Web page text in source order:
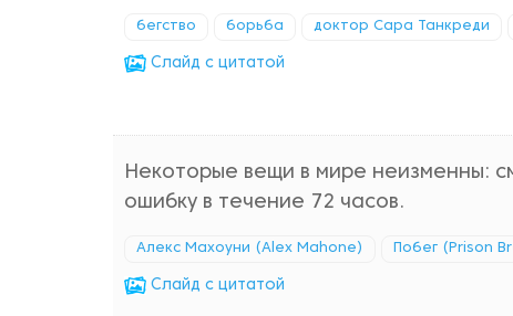
бегство борьба доктор Сара Танкреди
Cлайд с цитатой
Некоторые вещи в мире неизменны:
ошибку в течение 72 часов.
Алекс Махоуни (Alex Mahone) Побег (Prison
Cлайд с цитатой